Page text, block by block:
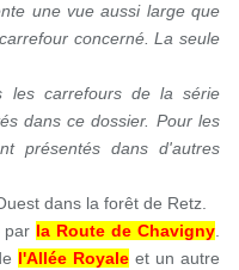
une vue aussi large que
concerné. La seule
les carrefours de la série
dans ce dossier. Pour les
présentés dans d'autres
dans la forêt de Retz.
par la Route de Chavigny
l'Allée Royale et un autre